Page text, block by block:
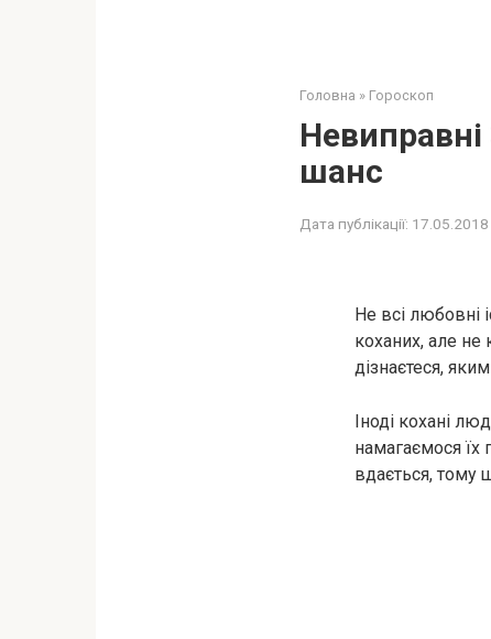
Головна » Гороскоп
Невиправні
шанс
Дата публікації: 17.05.2018
Не всі любовні
коханих, але не
дізнаєтеся,
Іноді кохані
намагаємося їх
вдається, тому